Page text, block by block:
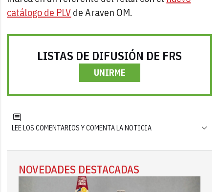
catálogo de PLVde Araven OM.
LISTAS DE DIFUSIÓN DE FRS
UNIRME
LEE LOS COMENTARIOS Y COMENTA LA NOTICIA
NOVEDADES DESTACADAS